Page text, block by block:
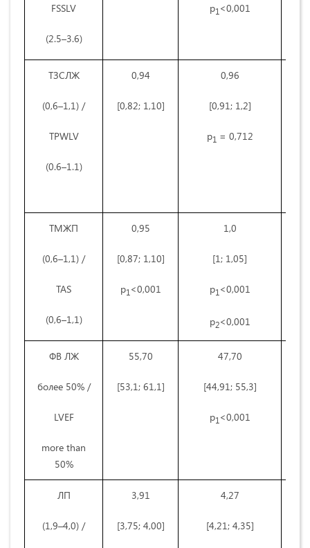
FSSLV
(2.5–3.6)
р1 <0,001
ТЗСЛЖ
(0,6–1,1) /
TPWLV
(0.6–1.1)
0,94
[0,82; 1,10]
0,96
[0,91; 1,2]
р1 = 0,712
ТМЖП
(0,6–1,1) /
TAS
(0,6–1,1)
0,95
[0,87; 1,10]
р1 <0,001
1,0
[1; 1,05]
р1 <0,001
р2<0,001
ФВ ЛЖ
более 50% /
LVEF
more than
50%
55,70
[53,1; 61,1]
47,70
[44,91; 55,3]
р1 <0,001
ЛП
(1,9–4,0) /
3,91
[3,75; 4,00]
4,27
[4,21; 4,35]